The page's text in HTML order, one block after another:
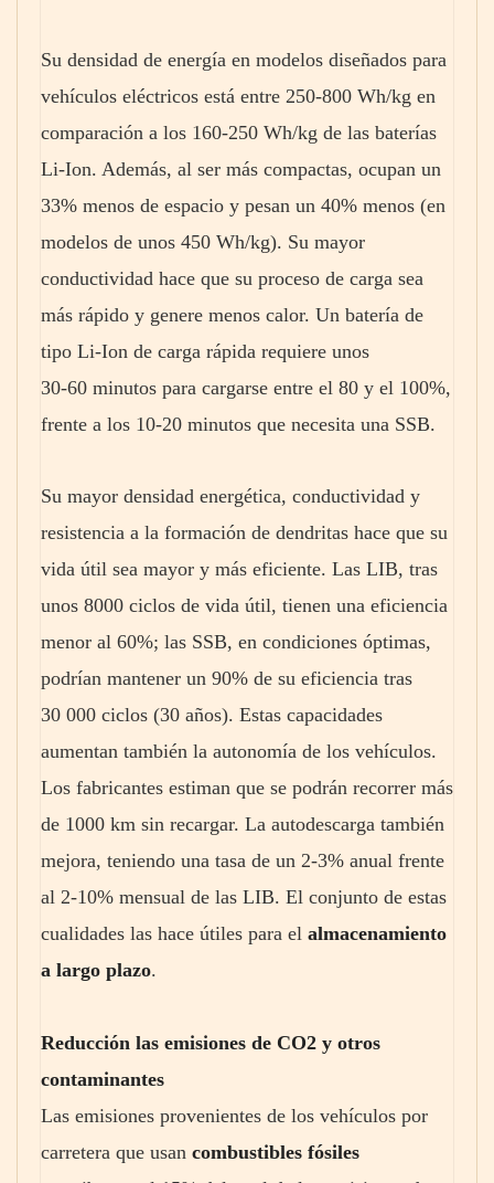
Su densidad de energía en modelos diseñados para
vehículos eléctricos está entre 250‑800 Wh/kg en
comparación a los 160‑250 Wh/kg de las baterías
Li-Ion. Además, al ser más compactas, ocupan un
33% menos de espacio y pesan un 40% menos (en
modelos de unos 450 Wh/kg). Su mayor
conductividad hace que su proceso de carga sea
más rápido y genere menos calor. Un batería de
tipo Li-Ion de carga rápida requiere unos
30‑60 minutos para cargarse entre el 80 y el 100%,
frente a los 10‑20 minutos que necesita una SSB.
Su mayor densidad energética, conductividad y
resistencia a la formación de dendritas hace que su
vida útil sea mayor y más eficiente. Las LIB, tras
unos 8000 ciclos de vida útil, tienen una eficiencia
menor al 60%; las SSB, en condiciones óptimas,
podrían mantener un 90% de su eficiencia tras
30 000 ciclos (30 años). Estas capacidades
aumentan también la autonomía de los vehículos.
Los fabricantes estiman que se podrán recorrer más
de 1000 km sin recargar. La autodescarga también
mejora, teniendo una tasa de un 2-3% anual frente
al 2-10% mensual de las LIB. El conjunto de estas
cualidades las hace útiles para el almacenamiento
a largo plazo.
Reducción las emisiones de CO2 y otros
contaminantes
Las emisiones provenientes de los vehículos por
carretera que usan combustibles fósiles